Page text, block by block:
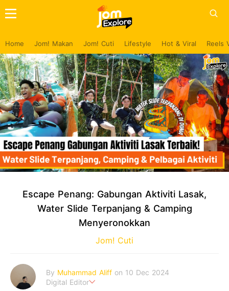
Home Jom! Makan Jom! Cuti Lifestyle Hot & Viral Reels
Escape Penang: Gabungan Aktiviti Lasak,
Water Slide Terpanjang & Camping
Menyeronokkan
Jom! Cuti
By Muhammad Aliff on 10 Dec 2024
Digital Editor